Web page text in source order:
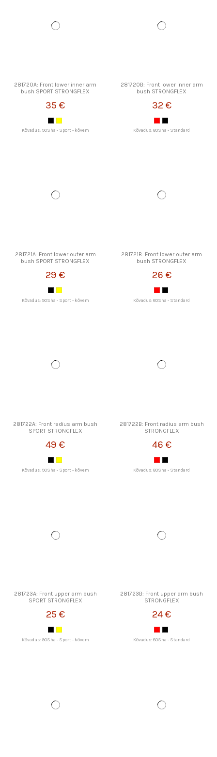
281720A: Front lower inner arm
bush SPORT STRONGFLEX
35 €
Kõvadus: 90Sha - Sport - kõvem
281720B: Front lower inner arm
bush STRONGFLEX
32 €
Kõvadus: 80Sha - Standard
281721A: Front lower outer arm
bush SPORT STRONGFLEX
29 €
Kõvadus: 90Sha - Sport - kõvem
281721B: Front lower outer arm
bush STRONGFLEX
26 €
Kõvadus: 80Sha - Standard
281722A: Front radius arm bush
SPORT STRONGFLEX
49 €
Kõvadus: 90Sha - Sport - kõvem
281722B: Front radius arm bush
STRONGFLEX
46 €
Kõvadus: 80Sha - Standard
281723A: Front upper arm bush
SPORT STRONGFLEX
25 €
Kõvadus: 90Sha - Sport - kõvem
281723B: Front upper arm bush
STRONGFLEX
24 €
Kõvadus: 80Sha - Standard